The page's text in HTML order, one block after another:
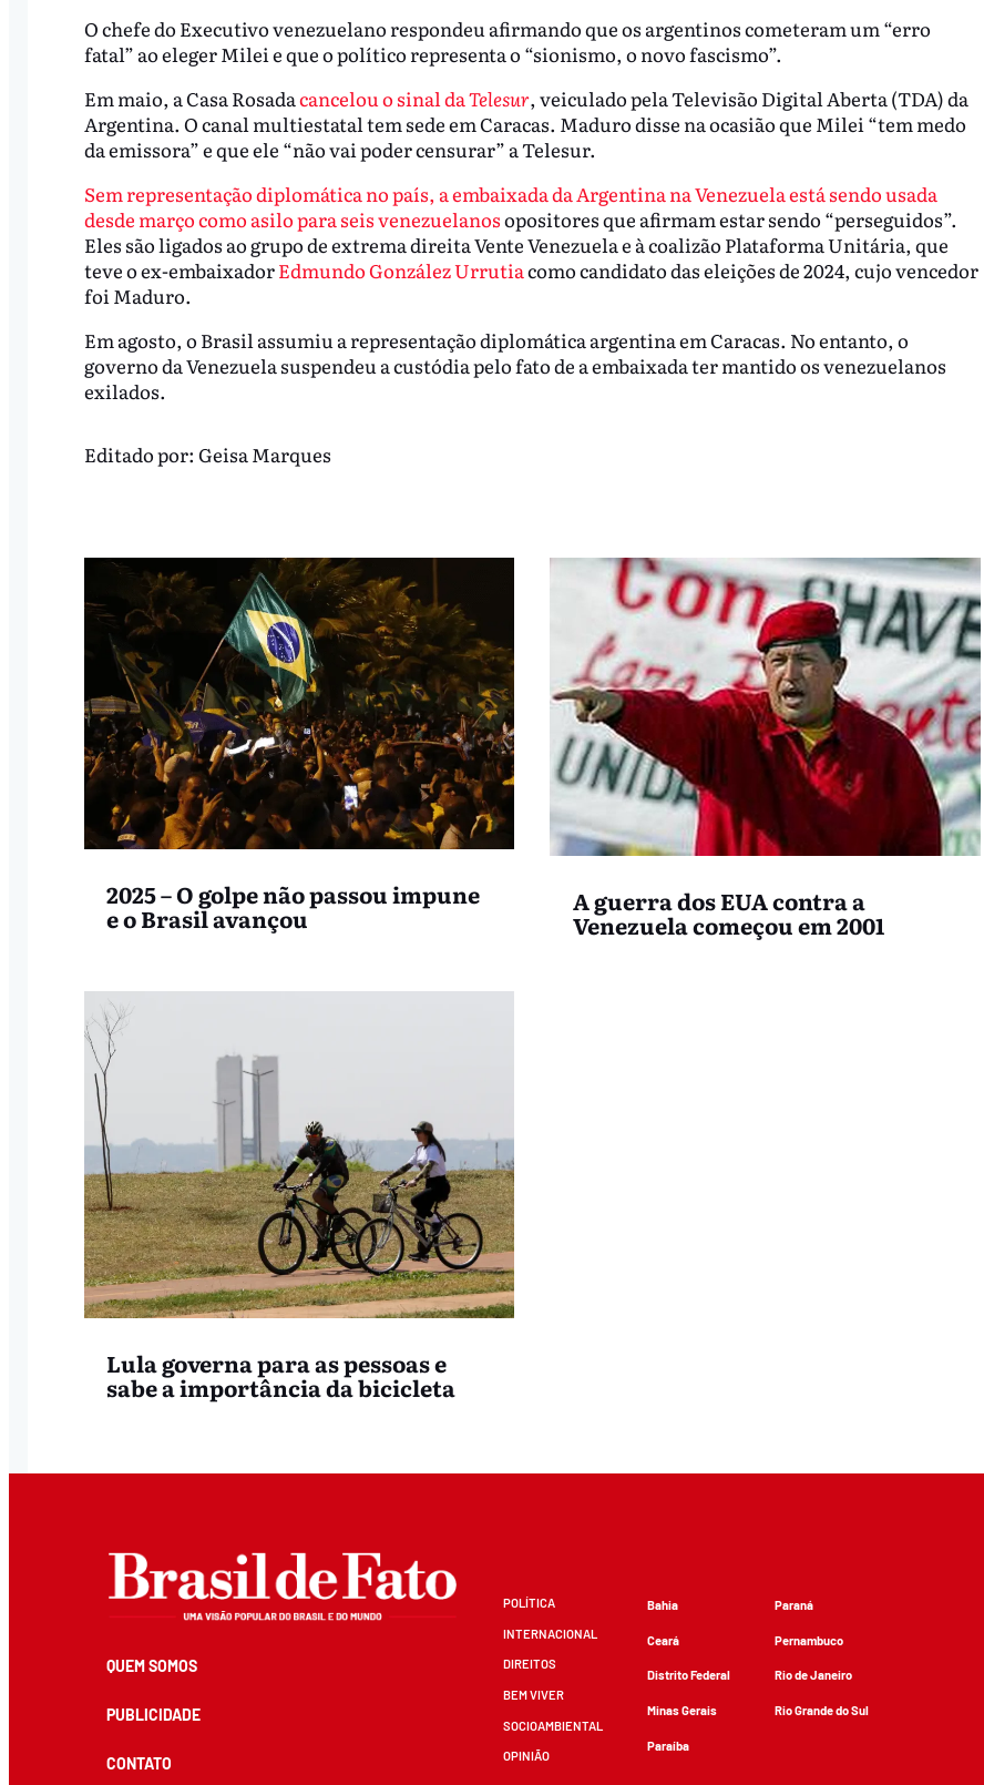
O chefe do Executivo venezuelano respondeu afirmando que os argentinos cometeram um “erro
fatal” ao eleger Milei e que o político representa o “sionismo, o novo fascismo”.
Em maio, a Casa Rosadacancelou o sinal daTelesur, veiculado pela Televisão Digital Aberta (TDA) da
Argentina. O canal multiestatal tem sede em Caracas. Maduro disse na ocasião que Milei “tem medo
da emissora” e que ele “não vai poder censurar” a Telesur.
Sem representação diplomática no país, a embaixada da Argentina na Venezuela está sendo usada
desde março como asilo para seis venezuelanosopositores que afirmam estar sendo “perseguidos”.
Eles são ligados ao grupo de extrema direita Vente Venezuela e à coalizão Plataforma Unitária, que
teve o ex-embaixadorEdmundo González Urrutiacomo candidato das eleições de 2024, cujo vencedor
foi Maduro.
Em agosto, o Brasil assumiu a representação diplomática argentina em Caracas. No entanto, o
governo da Venezuela suspendeu a custódia pelo fato de a embaixada ter mantido os venezuelanos
exilados.
Editado por: Geisa Marques
2025 – O golpe não passou impune
e o Brasil avançou
A guerra dos EUA contra a
Venezuela começou em 2001
Lula governa para as pessoas e
sabe a importância da bicicleta
QUEM SOMOS
PUBLICIDADE
CONTATO
POLÍTICA
INTERNACIONAL
DIREITOS
BEM VIVER
SOCIOAMBIENTAL
OPINIÃO
Bahia
Ceará
Distrito Federal
Minas Gerais
Paraíba
Paraná
Pernambuco
Rio de Janeiro
Rio Grande do Sul